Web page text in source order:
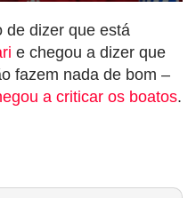
de dizer que está
e chegou a dizer que
fazem nada de bom –
a criticar os boatos.